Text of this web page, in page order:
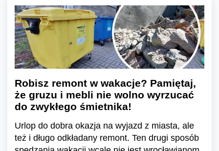
Robisz remont w wakacje? Pamiętaj,
że gruzu i mebli nie wolno wyrzucać
do zwykłego śmietnika!
Urlop do dobra okazja na wyjazd z miasta, ale
też i długo odkładany remont. Ten drugi sposób